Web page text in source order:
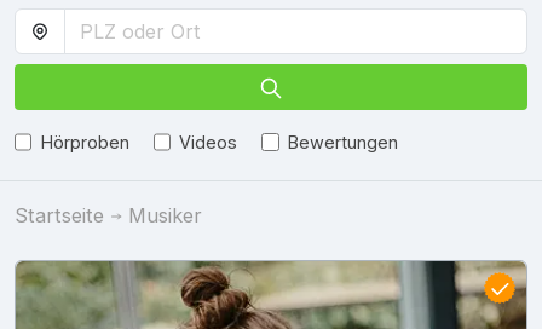
Hörproben Videos Bewertungen
Startseite Musiker